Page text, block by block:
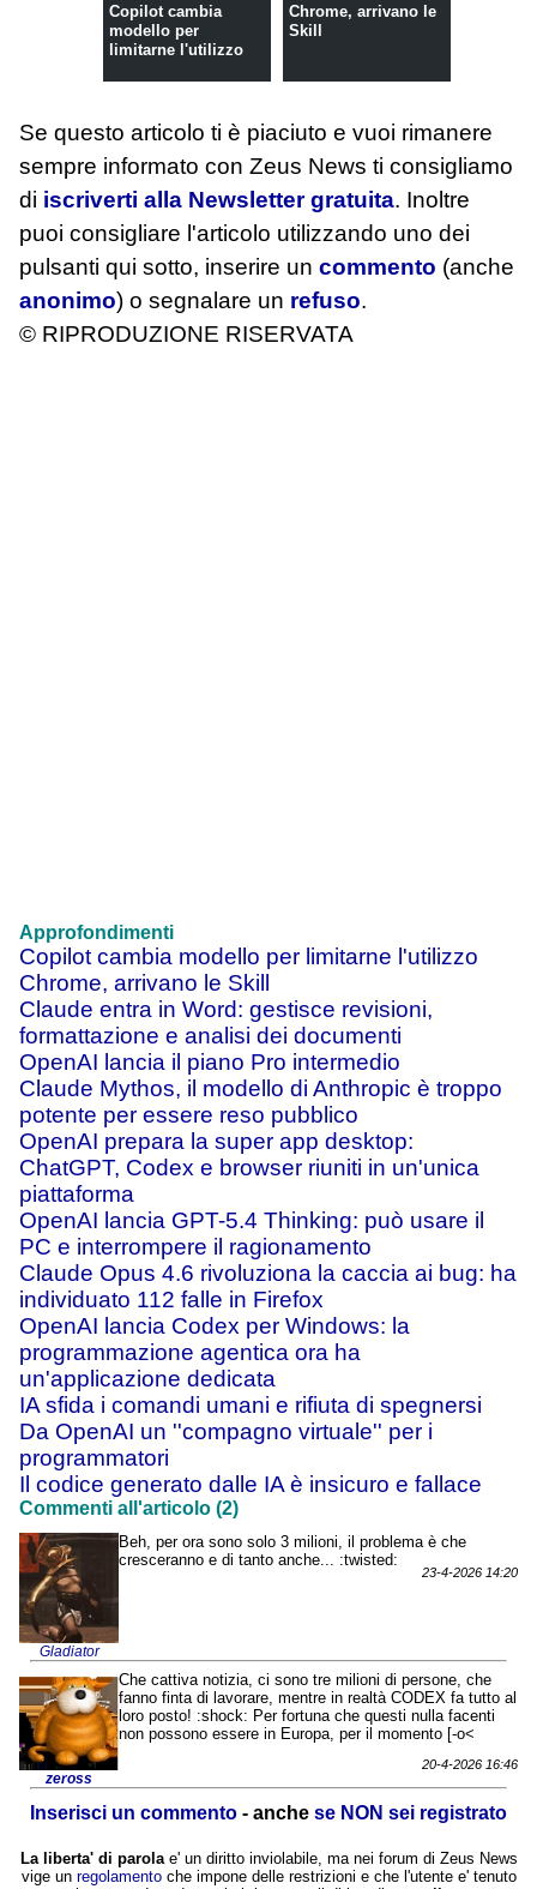
Copilot cambia
modello per
limitarne l'utilizzo
Chrome, arrivano le
Skill
Se questo articolo ti è piaciuto e vuoi rimanere
sempre informato con Zeus News ti consigliamo
di iscriverti alla Newsletter gratuita. Inoltre
puoi consigliare l'articolo utilizzando uno dei
pulsanti qui sotto, inserire un commento (anche
anonimo) o segnalare un refuso.
© RIPRODUZIONE RISERVATA
Approfondimenti
Copilot cambia modello per limitarne l'utilizzo
Chrome, arrivano le Skill
Claude entra in Word: gestisce revisioni,
formattazione e analisi dei documenti
OpenAI lancia il piano Pro intermedio
Claude Mythos, il modello di Anthropic è troppo
potente per essere reso pubblico
OpenAI prepara la super app desktop:
ChatGPT, Codex e browser riuniti in un'unica
piattaforma
OpenAI lancia GPT-5.4 Thinking: può usare il
PC e interrompere il ragionamento
Claude Opus 4.6 rivoluziona la caccia ai bug: ha
individuato 112 falle in Firefox
OpenAI lancia Codex per Windows: la
programmazione agentica ora ha
un'applicazione dedicata
IA sfida i comandi umani e rifiuta di spegnersi
Da OpenAI un ''compagno virtuale'' per i
programmatori
Il codice generato dalle IA è insicuro e fallace
Commenti all'articolo (2)
Gladiator
Beh, per ora sono solo 3 milioni, il problema è che
cresceranno e di tanto anche... :twisted:
23-4-2026 14:20
zeross
Che cattiva notizia, ci sono tre milioni di persone, che
fanno finta di lavorare, mentre in realtà CODEX fa tutto al
loro posto! :shock: Per fortuna che questi nulla facenti
non possono essere in Europa, per il momento [-o<
20-4-2026 16:46
Inserisci un commento - anche se NON sei registrato
La liberta' di parolae' un diritto inviolabile, ma nei forum di Zeus News
vige un regolamentoche impone delle restrizioni e che l'utente e' tenuto